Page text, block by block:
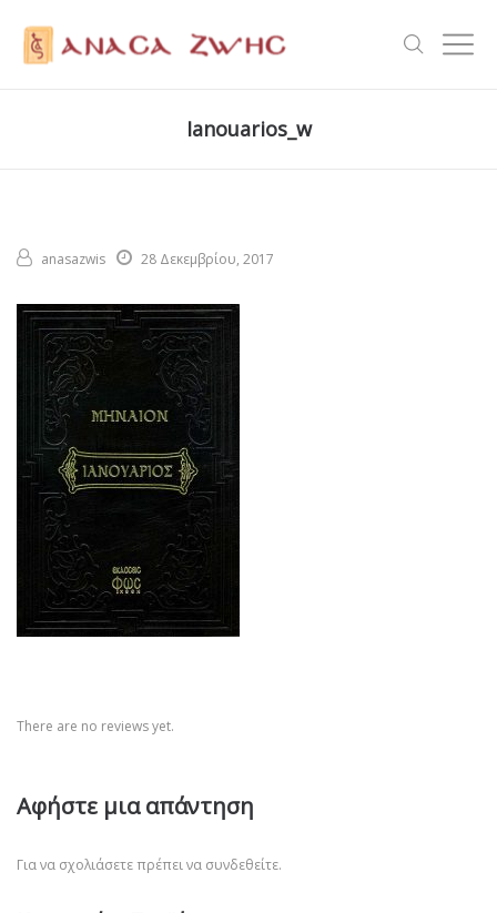
Ianouarios_w
anasazwis 28 Δεκεμβρίου, 2017
There are no reviews yet.
Αφήστε μια απάντηση
Για να σχολιάσετε πρέπει να συνδεθείτε.